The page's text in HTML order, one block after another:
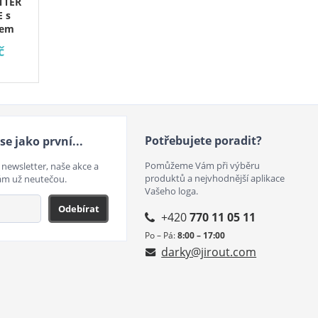
s
jako první...
naše akce a
už neutečou.
Odebírat
Potřebujete poradit?
Pomůžeme Vám při výběru
produktů a nejvhodnější aplikace
Vašeho loga.
+420770 11 05 11
Po – Pá:8:00 – 17:00
darky@jirout.com